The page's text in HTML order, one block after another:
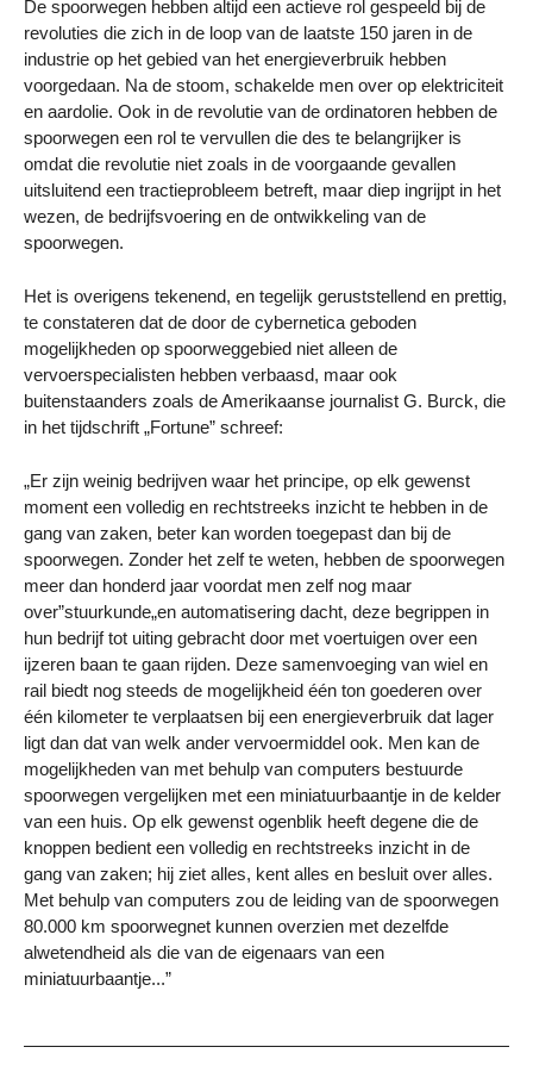
De spoorwegen hebben altijd een actieve rol gespeeld bij de
revoluties die zich in de loop van de laatste 150 jaren in de
industrie op het gebied van het energieverbruik hebben
voorgedaan. Na de stoom, schakelde men over op elektriciteit
en aardolie. Ook in de revolutie van de ordinatoren hebben de
spoorwegen een rol te vervullen die des te belangrijker is
omdat die revolutie niet zoals in de voorgaande gevallen
uitsluitend een tractieprobleem betreft, maar diep ingrijpt in het
wezen, de bedrijfsvoering en de ontwikkeling van de
spoorwegen.
Het is overigens tekenend, en tegelijk geruststellend en prettig,
te constateren dat de door de cybernetica geboden
mogelijkheden op spoorweggebied niet alleen de
vervoerspecialisten hebben verbaasd, maar ook
buitenstaanders zoals de Amerikaanse journalist G. Burck, die
in het tijdschrift „Fortune” schreef:
„Er zijn weinig bedrijven waar het principe, op elk gewenst
moment een volledig en rechtstreeks inzicht te hebben in de
gang van zaken, beter kan worden toegepast dan bij de
spoorwegen. Zonder het zelf te weten, hebben de spoorwegen
meer dan honderd jaar voordat men zelf nog maar
over”stuurkunde„en automatisering dacht, deze begrippen in
hun bedrijf tot uiting gebracht door met voertuigen over een
ijzeren baan te gaan rijden. Deze samenvoeging van wiel en
rail biedt nog steeds de mogelijkheid één ton goederen over
één kilometer te verplaatsen bij een energieverbruik dat lager
ligt dan dat van welk ander vervoermiddel ook. Men kan de
mogelijkheden van met behulp van computers bestuurde
spoorwegen vergelijken met een miniatuurbaantje in de kelder
van een huis. Op elk gewenst ogenblik heeft degene die de
knoppen bedient een volledig en rechtstreeks inzicht in de
gang van zaken; hij ziet alles, kent alles en besluit over alles.
Met behulp van computers zou de leiding van de spoorwegen
80.000 km spoorwegnet kunnen overzien met dezelfde
alwetendheid als die van de eigenaars van een
miniatuurbaantje...”